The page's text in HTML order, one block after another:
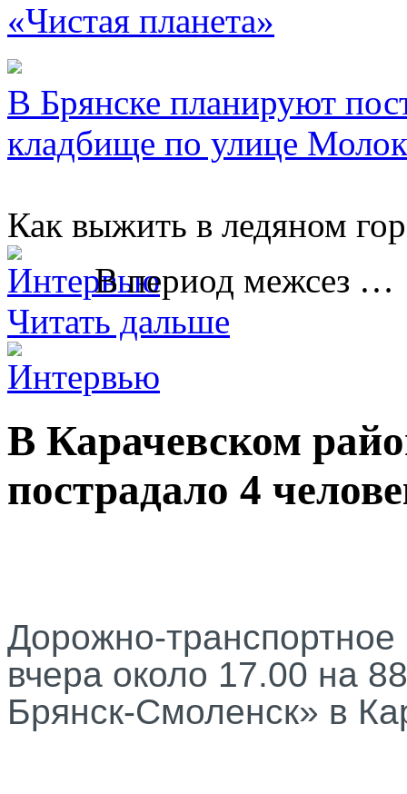
«Чистая планета»
В Брянске планируют
кладбище по улице
Как выжить в ледяном
В период межсез …
Читать дальше
В Карачевском
пострадало 4
Дорожно-
вчера около 17.00 на
Брянск-Смоленск» в